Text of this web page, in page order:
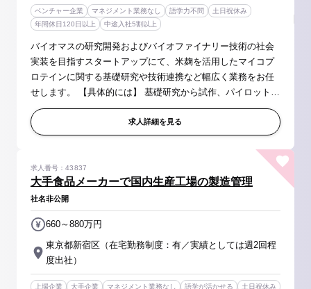
ベンチャー企業 マネジメント業務なし 語学力不問
土日祝休み
年間休日120日以上
中途入社5割以上
バイオマスの研究開発およびバイオファイナリー技術の社会
実装を目指すスタートアップにて、米麹を活用したマイコプ
ロテインに関する基礎研究や技術連携など幅広く業務をお任
せします。 【具体的には】 基礎研究から試作、パイロットス
ケール、商業化までの製品設計等、各種プロジェクトを推進
していただきます。 ■...
求人詳細を見る
大手食品メーカーで国内生産工場の製造管理
求人番号：43837
社名非公開
東京都新宿区（在宅勤務制度：有／実績としては週2回程
度出社）
660～880万円
上場企業 大手企業 マネジメント業務なし 語学が活かせる 土日祝休み